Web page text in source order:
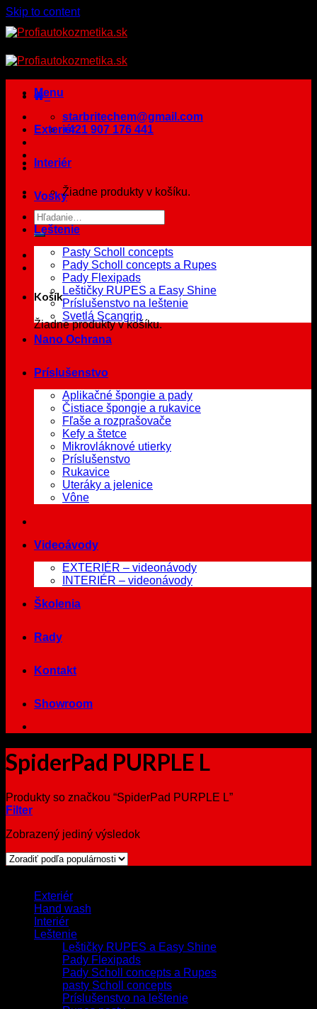
Skip to content
Menu
starbritechem@gmail.com
+421 907 176 441
Žiadne produkty v košíku.
Košík
Žiadne produkty v košíku.
Exteriér
Interiér
Vosky
Leštenie
Pasty Scholl concepts
Pady Scholl concepts a Rupes
Pady Flexipads
Leštičky RUPES a Easy Shine
Príslušenstvo na leštenie
Svetlá Scangrip
Nano Ochrana
Príslušenstvo
Aplikačné špongie a pady
Čistiace špongie a rukavice
Fľaše a rozprašovače
Kefy a štetce
Mikrovláknové utierky
Príslušenstvo
Rukavice
Uteráky a jelenice
Vône
Videoávody
EXTERIÉR – videonávody
INTERIÉR – videonávody
Školenia
Rady
Kontakt
Showroom
SpiderPad PURPLE L
Produkty so značkou “SpiderPad PURPLE L”
Filter
Zobrazený jediný výsledok
Exteriér
Hand wash
Interiér
Leštenie
Leštičky RUPES a Easy Shine
Pady Flexipads
Pady Scholl concepts a Rupes
pasty Scholl concepts
Príslušenstvo na leštenie